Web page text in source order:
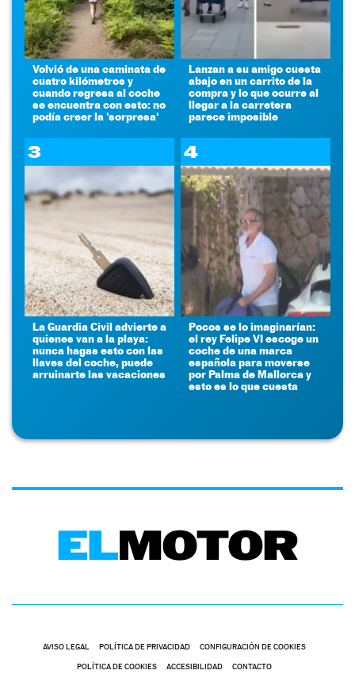
Volvió de una caminata de
cuatro kilómetros y
cuando regresa al coche
se encuentra con esto: no
podía creer la 'sorpresa'
Lanzan a su amigo cuesta
abajo en un carrito de la
compra y lo que ocurre al
llegar a la carretera
parece imposible
3
La Guardia Civil advierte a
quienes van a la playa:
nunca hagas esto con las
llaves del coche, puede
arruinarte las vacaciones
4
Pocos se lo imaginarían:
el rey Felipe VI escoge un
coche de una marca
española para moverse
por Palma de Mallorca y
esto es lo que cuesta
AVISO LEGAL POLÍTICA DE PRIVACIDAD CONFIGURACIÓN DE COOKIES
POLÍTICA DE COOKIES ACCESIBILIDAD CONTACTO